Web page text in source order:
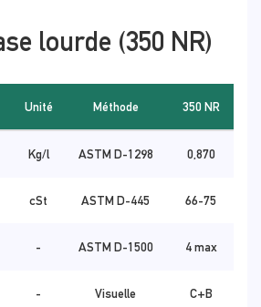
lourde (350 NR)
Unité Méthode 350 NR
Kg/l ASTM D-1298 0,870
cSt ASTM D-445 66-75
- ASTM D-1500 4 max
- Visuelle C+B